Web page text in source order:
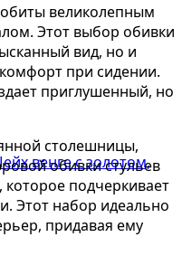
великолепным
Этот выбор обивки
вид, но и
при сидении.
приглушенный, но
столешницы,
обивки стульев
которое подчеркивает
Этот набор идеально
придавая ему